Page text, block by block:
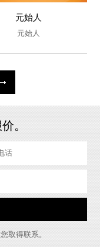
- 元始人 -
元始人
元始人
。
取得联系。